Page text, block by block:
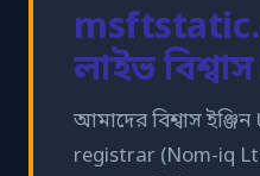
লাইভ
আমাদের বিশ্বাস
registrar (Nom-iq